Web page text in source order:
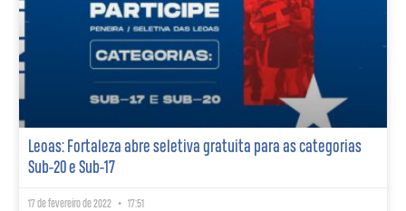
Leoas: Fortaleza abre seletiva gratuita para as categorias
Sub-20 e Sub-17
17 de fevereiro de 2022 17:51